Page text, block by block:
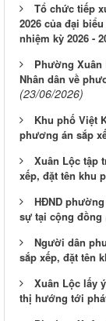
Tổ chức tiếp
2026 của đại
nhiệm kỳ 2026 -
Phường Xuân
Nhân dân về
(23/06/2026)
Khu phố Việt
phương án sắp
Xuân Lộc tập
xếp, đặt tên khu
HĐND
sự tại cộng đồng
Người dân
sắp xếp, đặt tên
Xuân Lộc lấy
thị hướng tới